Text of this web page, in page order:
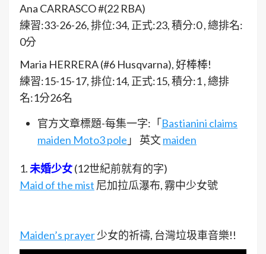
Ana CARRASCO #(22 RBA)
練習:33-26-26, 排位:34, 正式:23, 積分:0 , 總排名:
0分
Maria HERRERA (#6 Husqvarna), 好棒棒!
練習:15-15-17, 排位:14, 正式:15, 積分:1 , 總排
名:1分26名
官方文章標題-每集一字:「Bastianini claims
maiden Moto3 pole 」 英文maiden
1.未婚少女(12世紀前就有的字)
Maid of the mist 尼加拉瓜瀑布, 霧中少女號
Maiden’s prayer少女的祈禱, 台灣垃圾車音樂!!